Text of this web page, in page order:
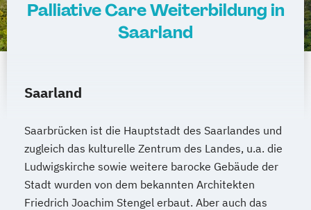
Palliative Care Weiterbildung in
Saarland
Saarland
Saarbrücken ist die Hauptstadt des Saarlandes und
zugleich das kulturelle Zentrum des Landes, u.a. die
Ludwigskirche sowie weitere barocke Gebäude der
Stadt wurden von dem bekannten Architekten
Friedrich Joachim Stengel erbaut. Aber auch das